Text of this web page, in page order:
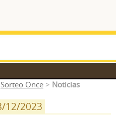
Sorteo Once > Noticias
12/2023